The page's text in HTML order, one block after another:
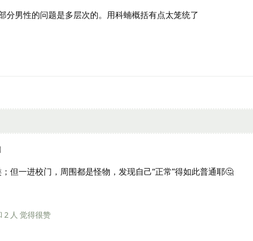
分男性的问题是多层次的。用科蝻概括有点太笼统了
但一进校门，周围都是怪物，发现自己“正常”得如此普通耶🤔️
2 人 觉得很赞